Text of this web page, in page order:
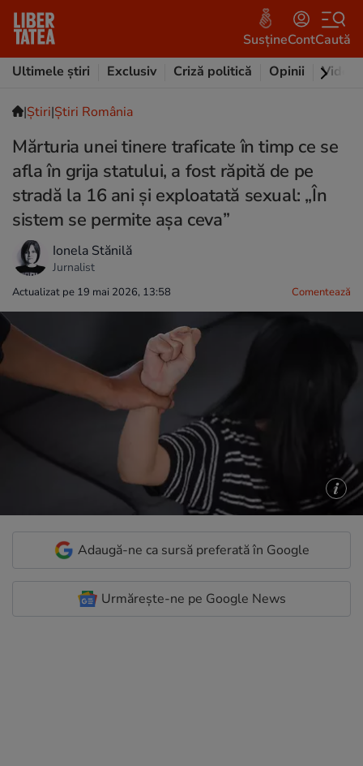
SusțineContCaută
Ultimele știri
Exclusiv Criză politică Opinii Video
|Ştiri|Știri România
Mărturia unei tinere traficate în timp ce se
afla în grija statului, a fost răpită de pe
stradă la 16 ani și exploatată sexual: „În
sistem se permite așa ceva”
Ionela Stănilă
Jurnalist
Actualizat pe 19 mai 2026, 13:58 Comentează
Adaugă-ne ca sursă preferată în Google
Urmărește-ne pe Google News